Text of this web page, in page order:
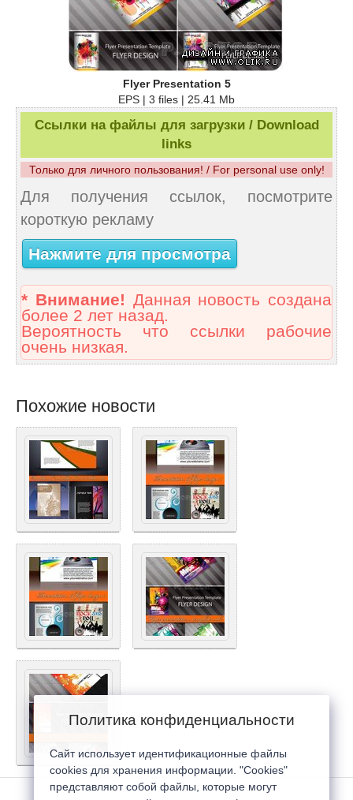
Flyer Presentation 5
EPS | 3 files | 25.41 Mb
Ссылки на файлы для загрузки / Download
links
Только для личного пользования! / For personal use only!
Для получения ссылок, посмотрите
короткую рекламу
Нажмите для просмотра
* Внимание! Данная новость создана
более 2 лет назад.
Вероятность что ссылки рабочие
очень низкая.
Похожие новости
Политика конфиденциальности
Сайт использует идентификационные файлы
cookies для хранения информации. "Cookies"
представляют собой файлы, которые могут